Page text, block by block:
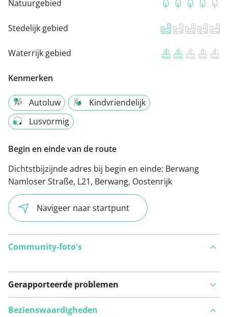
Natuurgebied
Stedelijk gebied
Waterrijk gebied
Kenmerken
Autoluw
Kindvriendelijk
Lusvormig
Begin en einde van de route
Dichtstbijzijnde adres bij begin en einde: Berwang
Namloser Straße, L21, Berwang, Oostenrijk
Navigeer naar startpunt
Community-foto's
Gerapporteerde problemen
Bezienswaardigheden